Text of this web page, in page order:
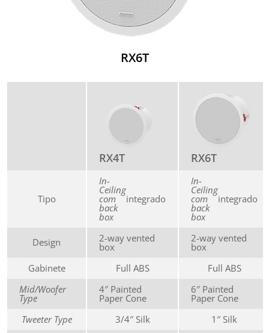
RX6T
RX4T RX6T
Tipo
In-
Ceiling
com
back
box
integrado
In-
Ceiling
com
back
box
integrado
Design 2-way vented
box
2-way vented
box
Gabinete
Full ABS
Full ABS
Mid/Woofer
Type
4″ Painted
Paper Cone
6″ Painted
Paper Cone
Tweeter Type
3/4″ Silk
1″ Silk